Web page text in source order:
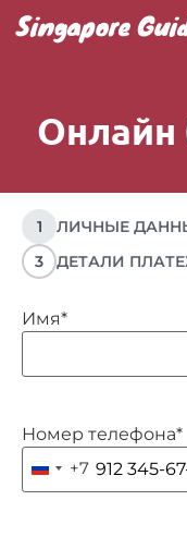
Singapore
Онлайн
1 ЛИЧНЫЕ
3
ДЕТАЛИ
Имя*
Номер телефона*
Russia +7
+7